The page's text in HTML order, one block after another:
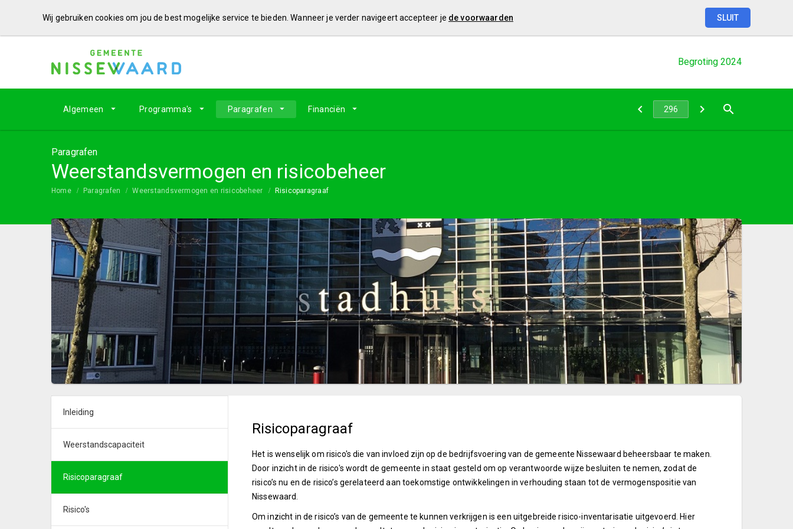
Wij gebruiken cookies om jou de best mogelijke service te bieden. Wanneer je verder navigeert accepteer je de voorwaarden SLUIT
Begroting 2024
Algemeen Programma's Paragrafen Financiën
Paragrafen
Weerstandsvermogen en risicobeheer
Home Paragrafen Weerstandsvermogen en risicobeheer Risicoparagraaf
Inleiding
Weerstandscapaciteit
Risicoparagraaf
Risico's
Risicoparagraaf
Het is wenselijk om risico's die van invloed zijn op de bedrijfsvoering van de gemeente Nissewaard beheersbaar te maken.
Door inzicht in de risico's wordt de gemeente in staat gesteld om op verantwoorde wijze besluiten te nemen, zodat de
risico’s nu en de risico’s gerelateerd aan toekomstige ontwikkelingen in verhouding staan tot de vermogenspositie van
Nissewaard.
Om inzicht in de risico’s van de gemeente te kunnen verkrijgen is een uitgebreide risico-inventarisatie uitgevoerd. Hier